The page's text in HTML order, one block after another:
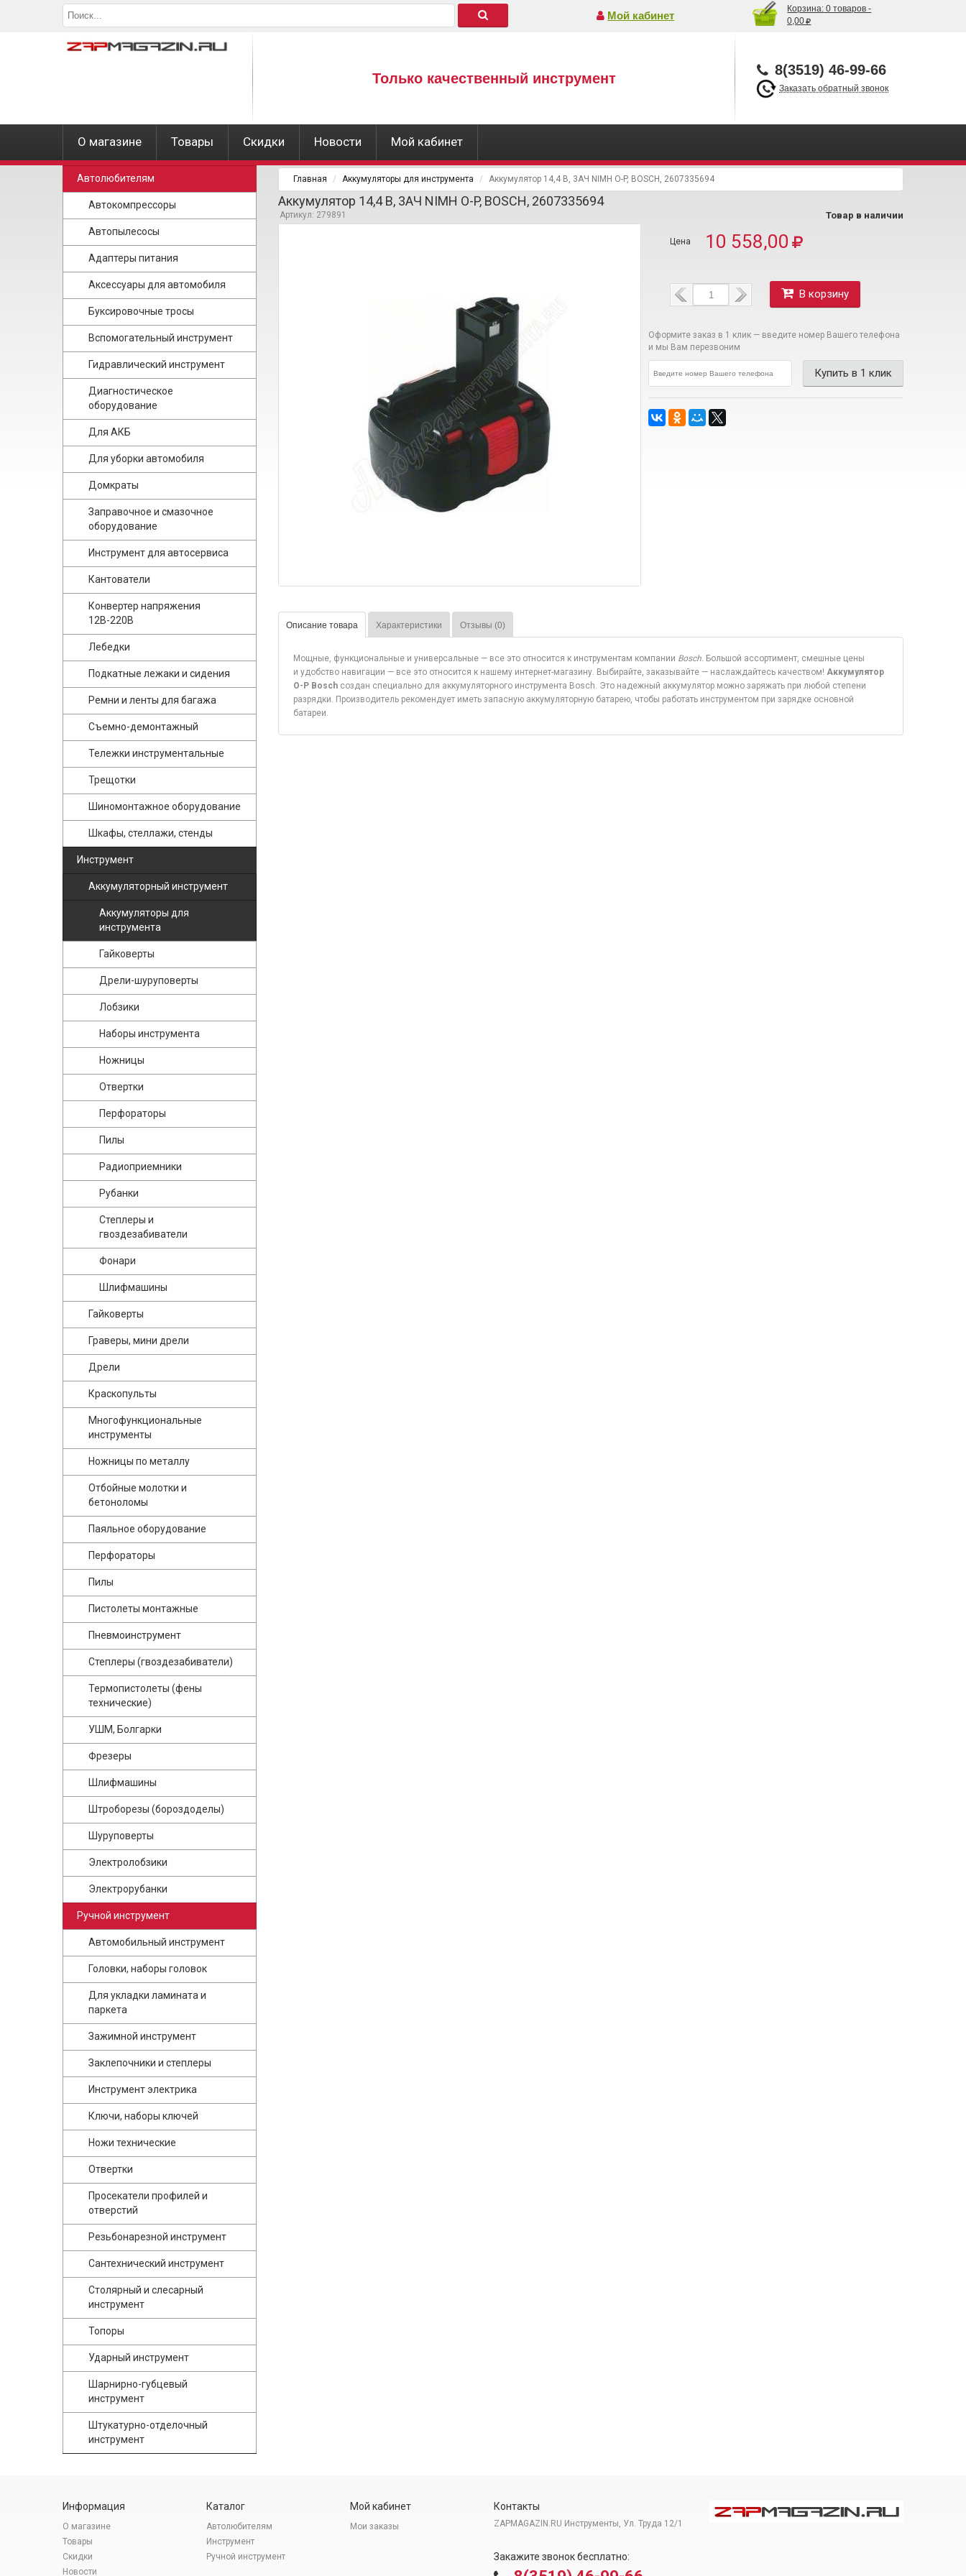
Мой кабинет
Корзина: 0 товаров -
0,00
Только качественный инструмент
8(3519) 46-99-66
Заказать обратный звонок
О магазине Товары Скидки Новости Мой кабинет
Автолюбителям
Автокомпрессоры
Автопылесосы
Адаптеры питания
Аксессуары для автомобиля
Буксировочные тросы
Вспомогательный инструмент
Гидравлический инструмент
Диагностическое
оборудование
Для АКБ
Для уборки автомобиля
Домкраты
Заправочное и смазочное
оборудование
Инструмент для автосервиса
Кантователи
Конвертер напряжения
12В-220В
Лебедки
Подкатные лежаки и сидения
Ремни и ленты для багажа
Съемно-демонтажный
Тележки инструментальные
Трещотки
Шиномонтажное оборудование
Шкафы, стеллажи, стенды
Инструмент
Аккумуляторный инструмент
Аккумуляторы для
инструмента
Гайковерты
Дрели-шуруповерты
Лобзики
Наборы инструмента
Ножницы
Отвертки
Перфораторы
Пилы
Радиоприемники
Рубанки
Степлеры и
гвоздезабиватели
Фонари
Шлифмашины
Гайковерты
Граверы, мини дрели
Дрели
Краскопульты
Многофункциональные
инструменты
Ножницы по металлу
Отбойные молотки и
бетоноломы
Паяльное оборудование
Перфораторы
Пилы
Пистолеты монтажные
Пневмоинструмент
Степлеры (гвоздезабиватели)
Термопистолеты (фены
технические)
УШМ, Болгарки
Фрезеры
Шлифмашины
Штроборезы (бороздоделы)
Шуруповерты
Электролобзики
Электрорубанки
Ручной инструмент
Автомобильный инструмент
Головки, наборы головок
Для укладки ламината и
паркета
Зажимной инструмент
Заклепочники и степлеры
Инструмент электрика
Ключи, наборы ключей
Ножи технические
Отвертки
Просекатели профилей и
отверстий
Резьбонарезной инструмент
Сантехнический инструмент
Столярный и слесарный
инструмент
Топоры
Ударный инструмент
Шарнирно-губцевый
инструмент
Штукатурно-отделочный
инструмент
Главная Аккумуляторы для инструмента Аккумулятор 14,4 В, 3АЧ NIMH О-P, BOSCH, 2607335694
Аккумулятор 14,4 В, 3АЧ NIMH О-P, BOSCH, 2607335694
Артикул: 279891 Товар в наличии
10 558,00
В корзину
Оформите заказ в 1 клик — введите номер Вашего телефона
и мы Вам перезвоним
Описание товара Характеристики Отзывы (0)
Мощные, функциональные и универсальные — все это относится к инструментам компании Bosch. Большой ассортимент, смешные цены
и удобство навигации — все это относится к нашему интернет-магазину. Выбирайте, заказывайте — наслаждайтесь качеством! Аккумулятор
О-P Bosch создан специально для аккумуляторного инструмента Bosch. Это надежный аккумулятор можно заряжать при любой степени
разрядки. Производитель рекомендует иметь запасную аккумуляторную батарею, чтобы работать инструментом при зарядке основной
батареи.
Информация
О магазине
Товары
Скидки
Новости
Каталог
Автолюбителям
Инструмент
Ручной инструмент
Мой кабинет
Мои заказы
Контакты
ZAPMAGAZIN.RU Инструменты, Ул. Труда 12/1
Закажите звонок бесплатно: